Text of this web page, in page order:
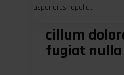
asperiores repellat.
cillum
fugiat nulla